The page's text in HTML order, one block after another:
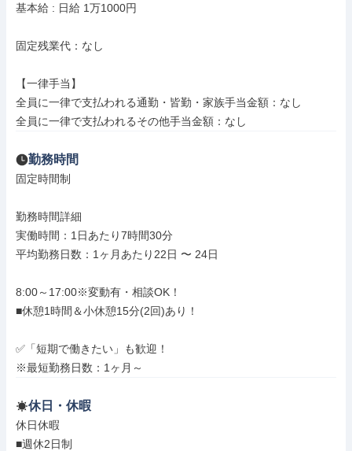
基本給 : 日給 1万1000円
固定残業代：なし
【一律手当】
全員に一律で支払われる通勤・皆勤・家族手当金額：なし
全員に一律で支払われるその他手当金額：なし
勤務時間
固定時間制
勤務時間詳細
実働時間：1日あたり7時間30分
平均勤務日数：1ヶ月あたり22日 〜 24日
8:00～17:00※変動有・相談OK！
■休憩1時間＆小休憩15分(2回)あり！
✅「短期で働きたい」も歓迎！
※最短勤務日数：1ヶ月～
休日・休暇
休日休暇
■週休2日制